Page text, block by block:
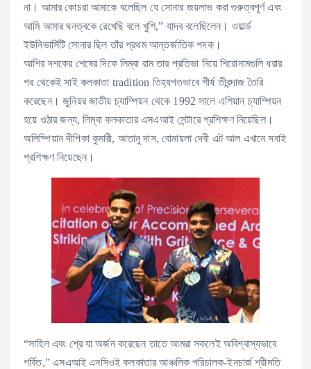
না। আমার কোচরা আমাকে বলেছিল যে সোনার জয়লাভ করা গুরুত্বপূর্ণ এবং
আমি আমার ঘনত্বকে রেখেছি বলে খুশি,” যাদব বলেছিলেন। ওয়ার্ল্ড
ইউনিভার্সিটি সোনার ছিল তাঁর প্রথম আন্তর্জাতিক পদক।
আশির দশকের শেষের দিকে লিম্বা রাম তার প্রতিভা নিয়ে শিরোনামগুলি ধরার
পর থেকেই সাই কলকাতা tradition তিহ্যগতভাবে শীর্ষ তীরন্দাজ তৈরি
করেছেন। জুনিয়র জাতীয় চ্যাম্পিয়ন থেকে 1992 সালে এশিয়ান চ্যাম্পিয়ন
হয়ে ওঠার জন্য, লিম্বা কলকাতার এসএআই সেন্টারে প্রশিক্ষণ নিয়েছিল।
অলিম্পিয়ান দীপিকা কুমারী, আতানু দাস, বোমায়লা দেবী এট আল এখানে সবাই
প্রশিক্ষণ নিয়েছেন।
“সাহিল এবং শ্রে যা অর্জন করেছেন তাতে আমরা সকলেই অবিশ্বাস্যভাবে
গর্বিত,” এসএআই এনসিওই কলকাতার আঞ্চলিক পরিচালক-ইনচার্জ শ্রীমতি